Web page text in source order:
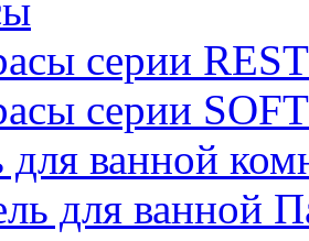
серии REST
серии SOFT
ванной
для ванной